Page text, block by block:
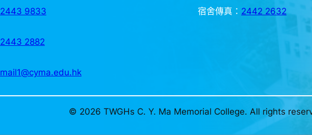
2443 9833
2443 2882
mail1@cyma.edu.hk
宿舍傳真： 2442 2632
© 2026 TWGHs C. Y. Ma Memorial College. All rights